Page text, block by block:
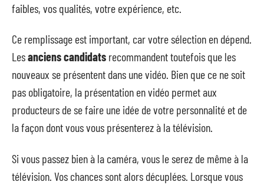
faibles, vos qualités, votre expérience, etc.
Ce remplissage est important, car votre sélection en dépend.
Lesanciens candidats recommandent toutefois que les
nouveaux se présentent dans une vidéo. Bien que ce ne soit
pas obligatoire, la présentation en vidéo permet aux
producteurs de se faire une idée de votre personnalité et de
la façon dont vous vous présenterez à la télévision.
Si vous passez bien à la caméra, vous le serez de même à la
télévision. Vos chances sont alors décuplées. Lorsque vous